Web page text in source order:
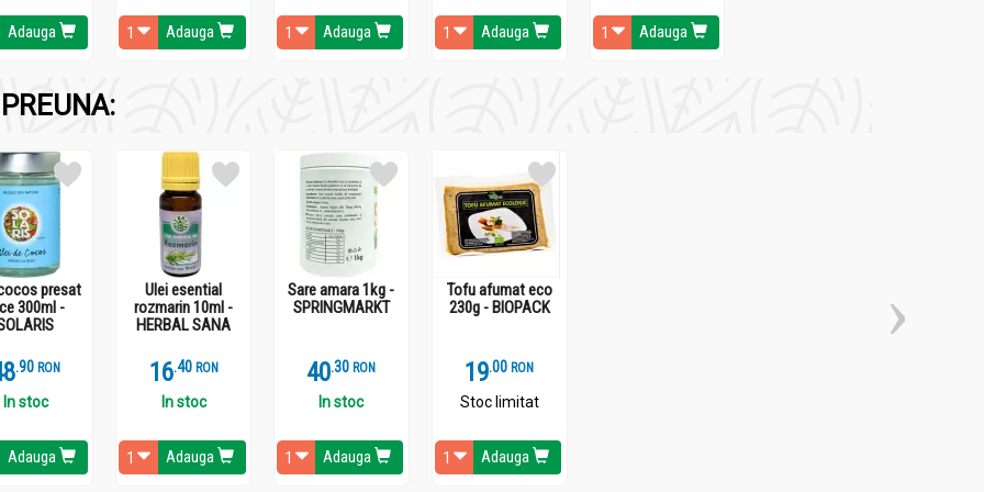
PP), de aceea este recomandat împotriva gripei, a oboselii fizice, pentru femei însărcinate.
scleroza, stimulează pofta de mancare.
Adauga Adauga Adauga Adauga Adauga
presat
300ml -
.9 RON
In stoc
Adauga
Ulei esential
rozmarin 10ml -
HERBAL SANA
16.4 RON
In stoc
Adauga
Sare amara 1kg -
SPRINGMARKT
40.3 RON
In stoc
Adauga
Tofu afumat eco
230g - BIOPACK
19.0 RON
Stoc limitat
Adauga